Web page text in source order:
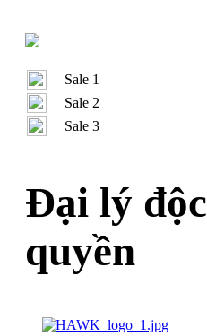
Sale 1
Sale 2
Sale 3
Đại lý độc
quyền